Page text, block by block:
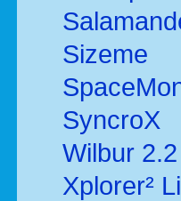
Sizeme
SyncroX
Wilbur 2.2
Xplorer²